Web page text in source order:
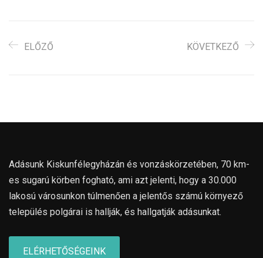
ELŐZŐ KÖVETKEZŐ
Adásunk Kiskunfélegyházán és vonzáskörzetében, 70 km-
es sugarú körben fogható, ami azt jelenti, hogy a 30.000
lakosú városunkon túlmenően a jelentős számú környező
település polgárai is hallják, és hallgatják adásunkat.
ELÉRHETŐSÉGEINK